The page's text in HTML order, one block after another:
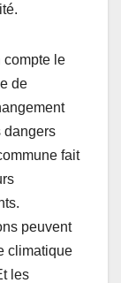
compte le
de
dangers
fait
peuvent
climatique
les